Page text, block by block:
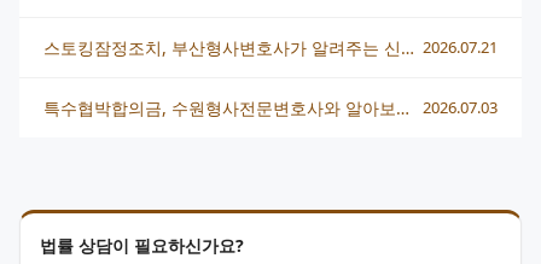
법률 상담이 필요하신가요?
스토킹잠정조치, 부산형사변호사가 알려주는 신청부터 대응까지 2026.07.21
특수협박합의금, 수원형사전문변호사와 알아보는 합의 전략 2026.07.03